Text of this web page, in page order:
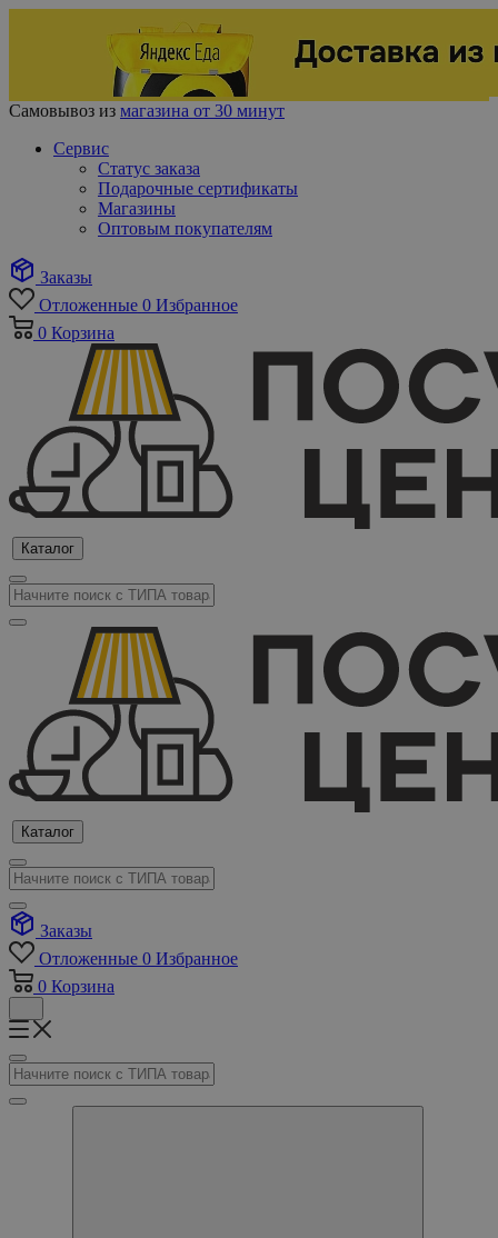
Самовывоз из магазина от 30 минут
Сервис
Статус заказа
Подарочные сертификаты
Магазины
Оптовым покупателям
Заказы
Отложенные 0 Избранное
0 Корзина
Каталог
Каталог
Заказы
Отложенные 0 Избранное
0 Корзина